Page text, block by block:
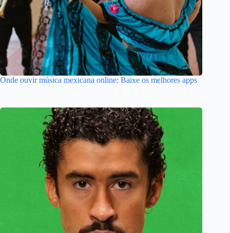
Onde ouvir música mexicana online: Baixe os melhores apps